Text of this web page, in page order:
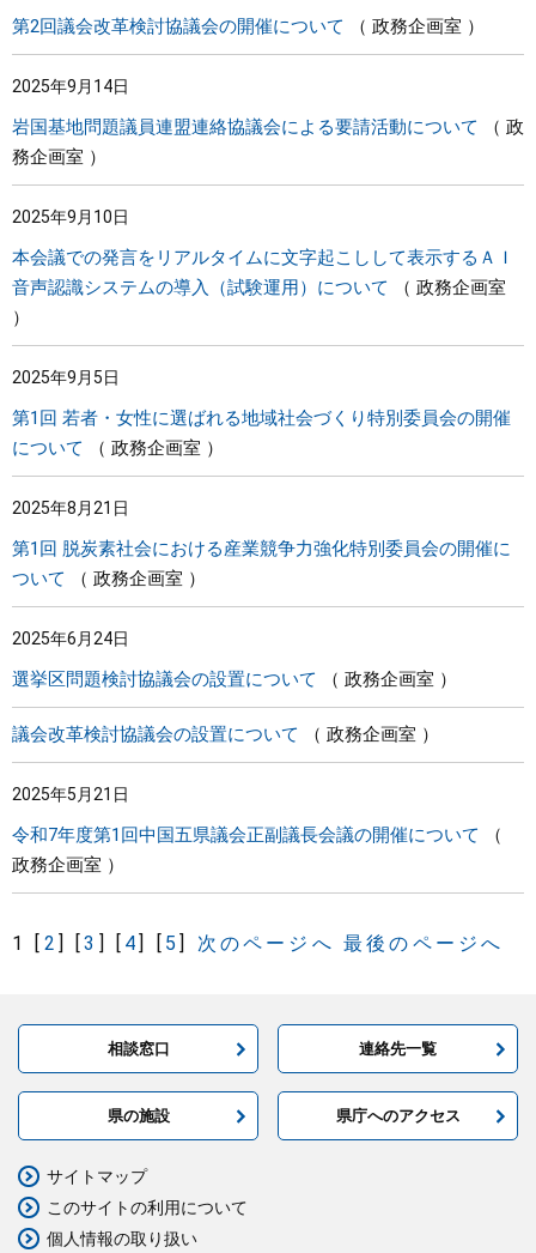
第2回議会改革検討協議会の開催について 政務企画室
2025年9月14日
岩国基地問題議員連盟連絡協議会による要請活動について
政
務企画室
2025年9月10日
本会議での発言をリアルタイムに文字起こしして表示するＡＩ
音声認識システムの導入（試験運用）について
政務企画室
2025年9月5日
第1回 若者・女性に選ばれる地域社会づくり特別委員会の開催
について
政務企画室
2025年8月21日
第1回 脱炭素社会における産業競争力強化特別委員会の開催に
ついて
政務企画室
2025年6月24日
選挙区問題検討協議会の設置について 政務企画室
議会改革検討協議会の設置について 政務企画室
2025年5月21日
令和7年度第1回中国五県議会正副議長会議の開催について
政務企画室
1 [ 2 ] [3 ] [ 4] [ 5] 次のページへ 最後のページへ
相談窓口 連絡先一覧
県の施設 県庁へのアクセス
サイトマップ
このサイトの利用について
個人情報の取り扱い